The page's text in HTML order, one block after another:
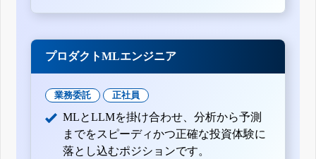
四半期報告書-第24期第2四半期(平成25年4月1日-平成25年6
四半期報告書-第24期第1四半期(平成25年1月1日-平成25年3
月31日)
有価証券報告書-第23期(平成24年2月1日-平成24年12月31日)
月31日)
四半期報告書-第23期第2四半期(平成24年5月1日-平成24年7
月31日)
訂正四半期報告書-第23期第1四半期(平成24年2月1日-平成24
年4月30日)
四半期報告書-第23期第1四半期(平成24年2月1日-平成24年4
プロダクトMLエンジニア
業務委託 正社員
MLとLLMを掛け合わせ、分析から予測
までをスピーディかつ正確な投資体験に
落とし込むポジションです。